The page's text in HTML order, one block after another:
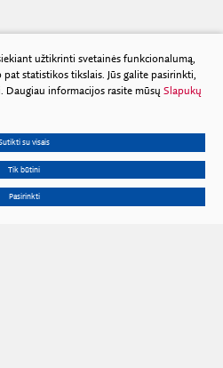
užtikrinti svetainės funkcionalumą,
statistikos tikslais. Jūs galite pasirinkti,
Daugiau informacijos rasite mūsų Slapukų
su visais
Tik būtini
Pasirinkti